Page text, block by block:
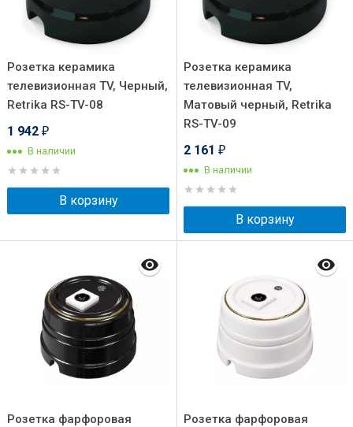
Розетка керамика
телевизионная TV, Черный,
Retrika RS-TV-08
1 942 ₽
В наличии
В корзину
Розетка керамика
телевизионная TV,
Матовый черный, Retrika
RS-TV-09
2 161 ₽
В наличии
В корзину
Розетка фарфоровая
Розетка фарфоровая